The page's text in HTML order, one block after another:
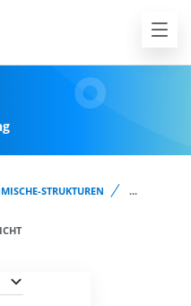
STRUKTUREN
...